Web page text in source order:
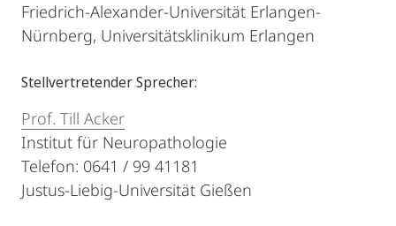
Friedrich-Alexander-Universität Erlangen-
Nürnberg, Universitätsklinikum Erlangen
Stellvertretender Sprecher:
Prof. Till Acker
Institut für Neuropathologie
Telefon: 0641 / 99 41181
Justus-Liebig-Universität Gießen